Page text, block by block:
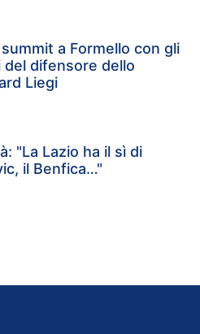
a Formello con gli
del difensore dello
Liegi
"La Lazio ha il sì di
il Benfica…"